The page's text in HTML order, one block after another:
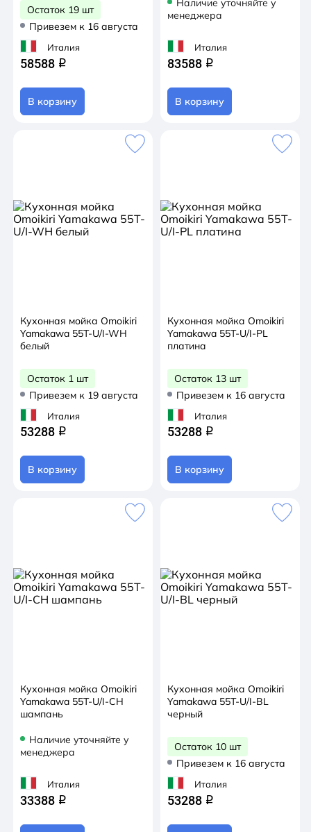
Остаток 19 шт
Привезем к 16 августа
Италия
58588 q
В корзину
Наличие уточняйте у
менеджера
Италия
83588 q
В корзину
Кухонная мойка Omoikiri
Yamakawa 55T-U/I-WH
белый
Остаток 1 шт
Привезем к 19 августа
Италия
53288 q
В корзину
Кухонная мойка Omoikiri
Yamakawa 55T-U/I-PL
платина
Остаток 13 шт
Привезем к 16 августа
Италия
53288 q
В корзину
Кухонная мойка Omoikiri
Yamakawa 55T-U/I-CH
шампань
Наличие уточняйте у
менеджера
Италия
33388 q
Кухонная мойка Omoikiri
Yamakawa 55T-U/I-BL
черный
Остаток 10 шт
Привезем к 16 августа
Италия
53288 q